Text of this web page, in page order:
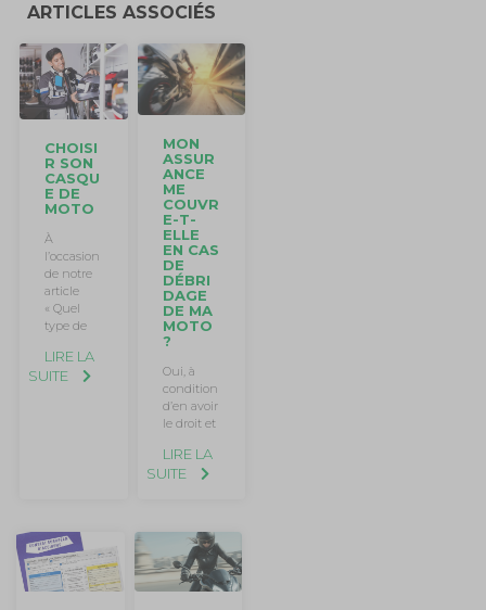
ARTICLES ASSOCIÉS
CHOISI
R SON
CASQU
E DE
MOTO
À
l’occasion
de notre
article
« Quel
type de
LIRE LA
SUITE
MON
ASSUR
ANCE
ME
COUVR
E-T-
ELLE
EN CAS
DE
DÉBRI
DAGE
DE MA
MOTO
?
Oui, à
condition
d’en avoir
le droit et
LIRE LA
SUITE